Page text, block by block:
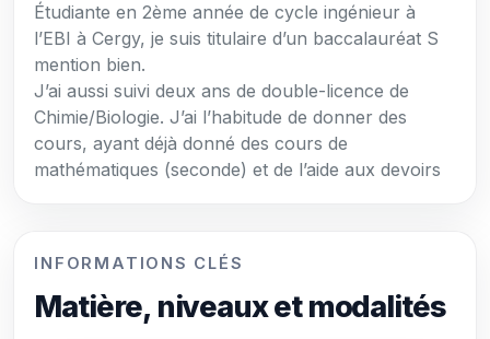
Étudiante en 2ème année de cycle ingénieur à
l’EBI à Cergy, je suis titulaire d’un baccalauréat S
mention bien.
J’ai aussi suivi deux ans de double-licence de
Chimie/Biologie. J’ai l’habitude de donner des
cours, ayant déjà donné des cours de
mathématiques (seconde) et de l’aide aux devoirs
INFORMATIONS CLÉS
Matière, niveaux et modalités